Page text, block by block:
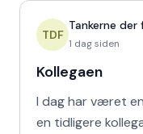
TDF
Tankerne der
1 dag siden
Kollegaen
I dag har været
en tidligere